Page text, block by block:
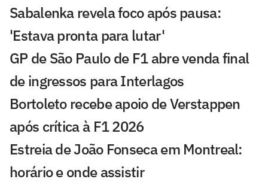
Sabalenka revela foco após pausa:
'Estava pronta para lutar'
GP de São Paulo de F1 abre venda final
de ingressos para Interlagos
Bortoleto recebe apoio de Verstappen
após crítica à F1 2026
Estreia de João Fonseca em Montreal:
horário e onde assistir